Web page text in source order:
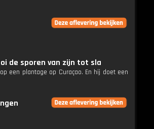
de sporen van zijn tot sla
een plantage op Curaçao. En hij doet een